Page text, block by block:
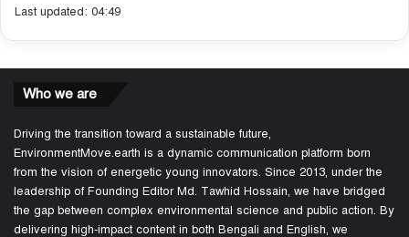
Last updated: 04:49
Who we are
Driving the transition toward a sustainable future,
EnvironmentMove.earth is a dynamic communication platform born
from the vision of energetic young innovators. Since 2013, under the
leadership of Founding Editor Md. Tawhid Hossain, we have bridged
the gap between complex environmental science and public action. By
delivering high-impact content in both Bengali and English, we